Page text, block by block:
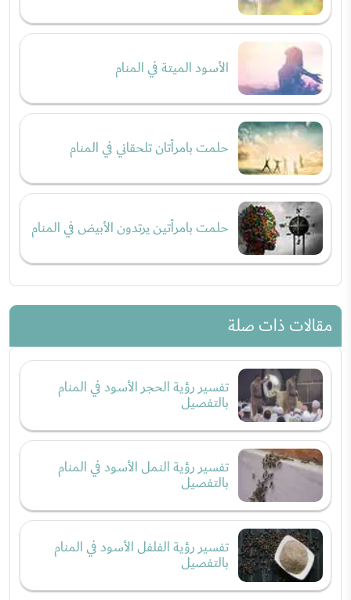
الأسود الميتة في المنام
حلمت بامرأتان تلحقاني في المنام
حلمت بامرأتين يرتدون الأبيض في المنام
مقالات ذات صلة
تفسير رؤية الحجر الأسود في المنام
بالتفصيل
تفسير رؤية النمل الأسود في المنام
بالتفصيل
تفسير رؤية الفلفل الأسود في المنام
بالتفصيل